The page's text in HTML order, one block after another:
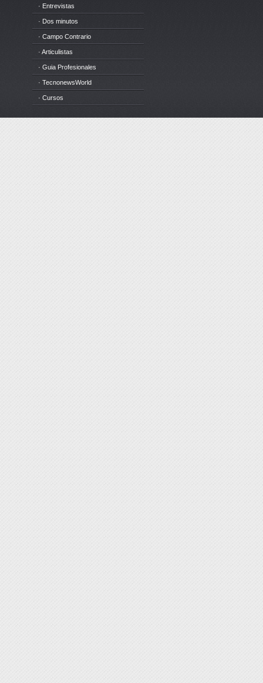
· Entrevistas
· Dos minutos
· Campo Contrario
· Articulistas
· Guia Profesionales
· TecnonewsWorld
· Cursos